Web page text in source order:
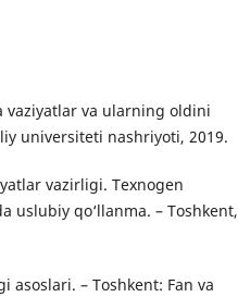
vaziyatlar va ularning oldini
universiteti nashriyoti, 2019.
vazirligi. Texnogen
uslubiy qo‘llanma. – Toshkent,
asoslari. – Toshkent: Fan va